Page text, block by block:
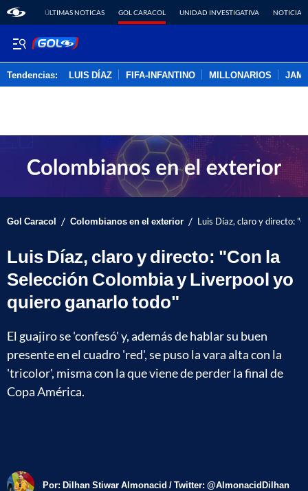
ÚLTIMAS NOTICAS GOL CARACOL UNIDAD INVESTIGATIVA NOTICIAS
Tendencias: LUIS DÍAZ FIFA-INFANTINO MILLONARIOS
Gol Caracol / Colombianos en el exterior / Luis Díaz, claro y directo:
Luis Díaz, claro y directo: "Con la
Selección Colombia y Liverpool yo
quiero ganarlo todo"
El guajiro se 'confesó' y, además de hablar su buen
presente en el cuadro 'red', se puso la vara alta con la
'tricolor', misma con la que viene de perder la final de
Copa América.
Por: Dilhan Stiwar Almonacid / Twitter: @AlmonacidDilhan